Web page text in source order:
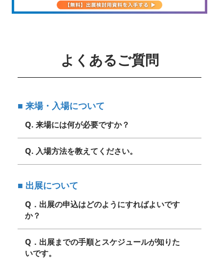
よくあるご質問
■ 来場・入場について
Q. 来場には何が必要ですか？
Q. 入場方法を教えてください。
■ 出展について
Q．出展の申込はどのようにすればよいです
か？
Q．出展までの手順とスケジュールが知りた
いです。